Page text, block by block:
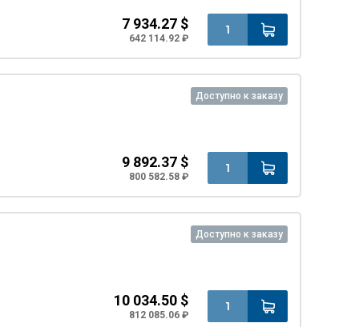
7 934.27 $
642 114.92 ₽
Доступно к заказу
9 892.37 $
800 582.58 ₽
Доступно к заказу
10 034.50 $
812 085.06 ₽